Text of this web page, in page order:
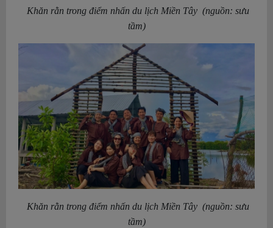
Khăn rằn trong điểm nhấn du lịch Miền Tây (nguồn: sưu
tầm)
Khăn rằn trong điểm nhấn du lịch Miền Tây (nguồn: sưu
tầm)